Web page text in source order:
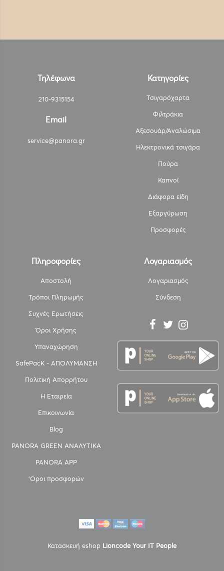
Τηλέφωνα
210-9315154
Email
service@panora.gr
Κατηγορίες
Τσιγαρόχαρτα
Φιλτράκια
Αξεσουάρ/Αναλώσιμα
Ηλεκτρονικά τσιγάρα
Πούρα
Καπνοί
Διάφορα είδη
Εξαργύρωση
Προσφορές
Πληροφορίες
Αποστολή
Τρόποι Πληρωμής
Συχνές Ερωτήσεις
Όροι Χρήσης
Υπαναχώρηση
SafePacK - ΑΠΟΛΥΜΑΝΣΗ
Πολιτική Απορρήτου
Η Εταιρεία
Επικοινωνία
Blog
PANORA GREEN ΑΝΑΛΥΤΙΚΑ
PANORA APP
'Οροι προσφορών
Λογαριασμός
Λογαριασμός
Σύνδεση
Κατασκευή eshop Lioncode Your IT People